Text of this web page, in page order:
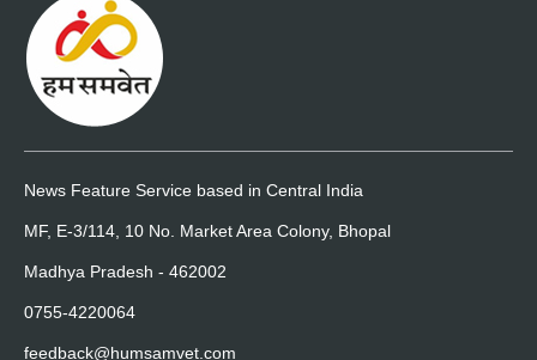
News Feature Service based in Central India
MF, E-3/114, 10 No. Market Area Colony, Bhopal
Madhya Pradesh - 462002
0755-4220064
feedback@humsamvet.com